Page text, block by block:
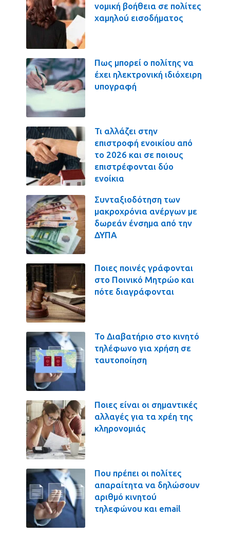
νομική βοήθεια σε πολίτες
χαμηλού εισοδήματος
Πως μπορεί ο πολίτης να
έχει ηλεκτρονική ιδιόχειρη
υπογραφή
Τι αλλάζει στην
επιστροφή ενοικίου από
το 2026 και σε ποιους
επιστρέφονται δύο
ενοίκια
Συνταξιοδότηση των
μακροχρόνια ανέργων με
δωρεάν ένσημα από την
ΔΥΠΑ
Ποιες ποινές γράφονται
στο Ποινικό Μητρώο και
πότε διαγράφονται
Το Διαβατήριο στο κινητό
τηλέφωνο για χρήση σε
ταυτοποίηση
Ποιες είναι οι σημαντικές
αλλαγές για τα χρέη της
κληρονομιάς
Που πρέπει οι πολίτες
απαραίτητα να δηλώσουν
αριθμό κινητού
τηλεφώνου και email